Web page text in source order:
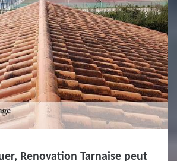
Renovation Tarnaise peut